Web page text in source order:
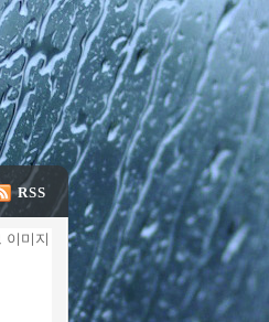
RSS